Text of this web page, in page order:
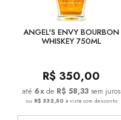
ANGEL'S ENVY BOURBON
WHISKEY 750ML
R$ 350,00
6x de R$ 58,33 sem juros
ou R$ 332,50 à vista com desconto